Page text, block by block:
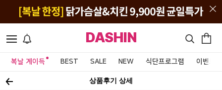
DASHIN
복날 계이득 BEST SALE NEW 식단프로그램 이벤트&
상품후기 상세